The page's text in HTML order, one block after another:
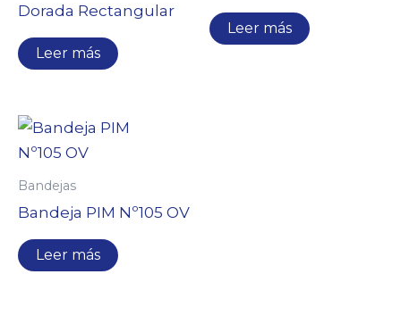
Dorada Rectangular
Leer más
Leer más
Bandejas
Bandeja PIM Nº105 OV
Leer más